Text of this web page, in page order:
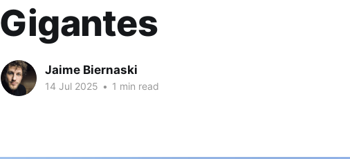
Gigantes
Jaime Biernaski
14 Jul 2025 • 1 min read